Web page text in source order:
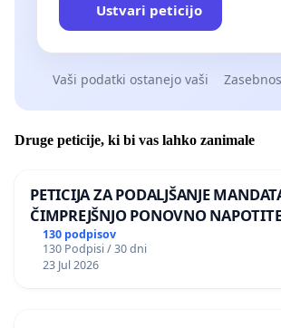
Ustvari peticijo
Vaši podatki ostanejo vaši
Druge peticije, ki bi vas lahko zanimale
PETICIJA ZA PODALJŠANJE
ČIMPREJŠNJO PONOVNO
BERNARDA ŠRAJNERJA NA
REPUBLIKE SLOVENIJE V MOSKVI
130 podpisov
130 Podpisi / 30 dni
23 Jul 2026